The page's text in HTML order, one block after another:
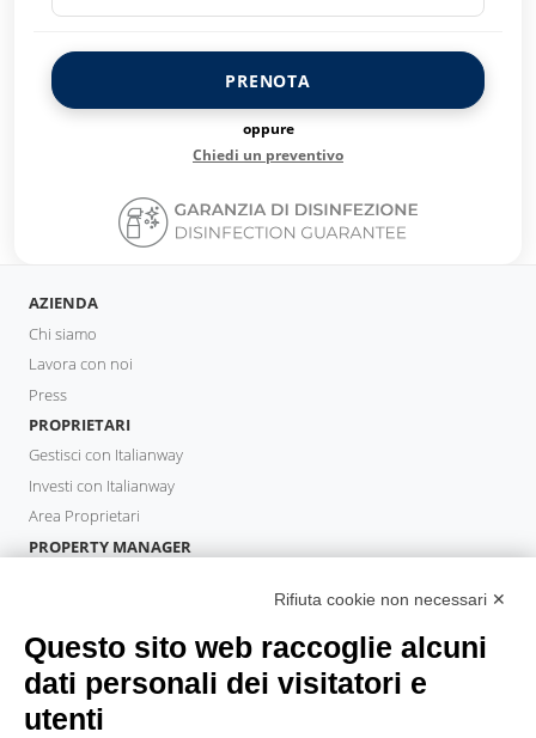
PRENOTA
oppure
Chiedi un preventivo
AZIENDA
Chi siamo
Lavora con noi
Press
PROPRIETARI
Gestisci con Italianway
Investi con Italianway
Area Proprietari
PROPERTY MANAGER
OSPITI
Prenota un soggiorno
Soggiorni lunghi
Esperienze per gli ospiti
Rifiuta cookie non necessari ✕
Questo sito web raccoglie alcuni
dati personali dei visitatori e
utenti